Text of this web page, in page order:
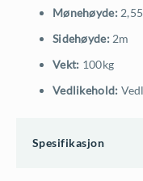
Mønehøyde:
Sidehøyde: 2m
Vekt: 100kg
Vedlikehold:
Spesifikasjon